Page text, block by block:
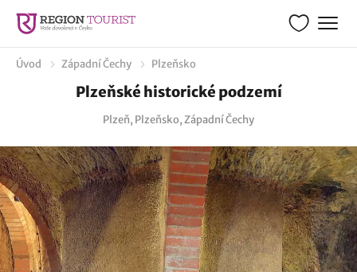
Úvod Západní Čechy Plzeňsko
Plzeňské historické podzemí
Plzeň, Plzeňsko, Západní Čechy